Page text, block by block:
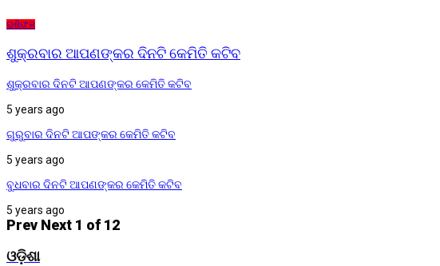
ରାଶିଫଳ
ଶୁକ୍ରବାର ଆପଣଙ୍କର ଦିନଟି କେମିତି କଟିବ
ଶୁକ୍ରବାର ଦିନଟି ଆପଣଙ୍କର କେମିତି କଟିବ
5 years ago
ଗୁରୁବାର ଦିନଟି ଆପଙ୍କର କେମିତି କଟିବ
5 years ago
ବୁଧବାର ଦିନଟି ଆପଣଙ୍କର କେମିତି କଟିବ
5 years ago
Prev Next 1 of 12
ଓଡ଼ିଶା